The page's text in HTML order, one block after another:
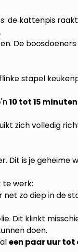
de kattenpis
De boosdoeners
stapel
10 tot 15 minuten
zich volledig
Dit is je geheime
te werk:
zo diep in de
Dit klinkt
doen.
een paar uur tot